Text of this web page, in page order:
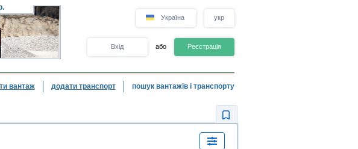
Україна укр
Вхід або Реєстрація
вантаж додати транспорт пошук вантажів і транспорту